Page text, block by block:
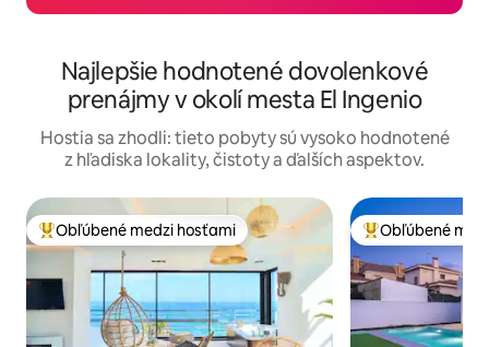
Najlepšie hodnotené dovolenkové
prenájmy v okolí mesta El Ingenio
Hostia sa zhodli: tieto pobyty sú vysoko hodnotené
z hľadiska lokality, čistoty a ďalších aspektov.
Najobľúbenejšie medzi hosťami
Obľúbené medzi hosťami Najobľúbenejšie
Obľúbené